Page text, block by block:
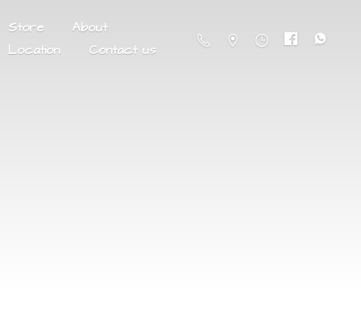
Store
About
Location
Contact us